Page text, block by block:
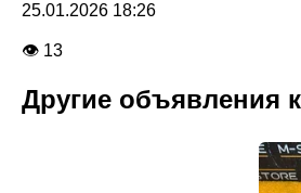
25.01.2026 18:26
👁 13
Другие объявления